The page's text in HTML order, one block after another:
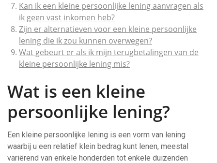
Kan ik een kleine persoonlijke lening aanvragen als
ik geen vast inkomen heb?
Zijn er alternatieven voor een kleine persoonlijke
lening die ik zou kunnen overwegen?
Wat gebeurt er als ik mijn terugbetalingen van de
kleine persoonlijke lening mis?
Wat is een kleine
persoonlijke lening?
Een kleine persoonlijke lening is een vorm van lening
waarbij u een relatief klein bedrag kunt lenen, meestal
variërend van enkele honderden tot enkele duizenden